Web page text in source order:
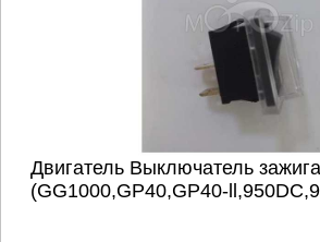
Двигатель Выключатель
(GG1000,GP40,GP40-